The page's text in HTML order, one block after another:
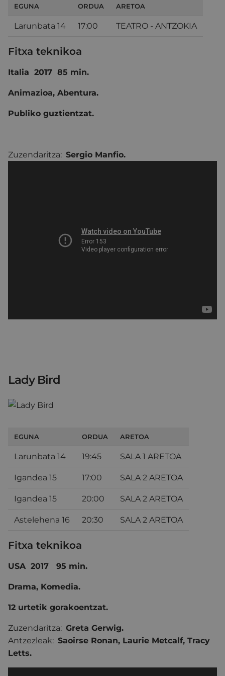
EGUNA ORDUA ARETOA
Larunbata 14 17:00 TEATRO - ANTZOKIA
Fitxa teknikoa
Italia 2017 85 min.
Animazioa, Abentura.
Publiko guztientzat.
Zuzendaritza: Sergio Manfio.
Lady Bird
EGUNA ORDUA ARETOA
Larunbata 14 19:45 SALA 1 ARETOA
Igandea 15 17:00 SALA 2 ARETOA
Igandea 15 20:00 SALA 2 ARETOA
Astelehena 16 20:30 SALA 2 ARETOA
Fitxa teknikoa
USA 2017 95 min.
Drama, Komedia.
12 urtetik gorakoentzat.
Zuzendaritza: Greta Gerwig.
Antzezleak: Saoirse Ronan, Laurie Metcalf, Tracy
Letts.